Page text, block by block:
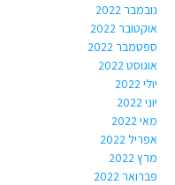
נובמבר 2022
אוקטובר 2022
ספטמבר 2022
אוגוסט 2022
יולי 2022
יוני 2022
מאי 2022
אפריל 2022
מרץ 2022
פברואר 2022